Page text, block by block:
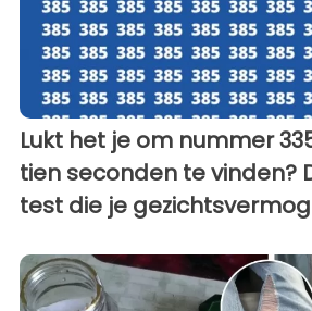
Lukt het je om nummer
tien seconden te vinden?
test die je